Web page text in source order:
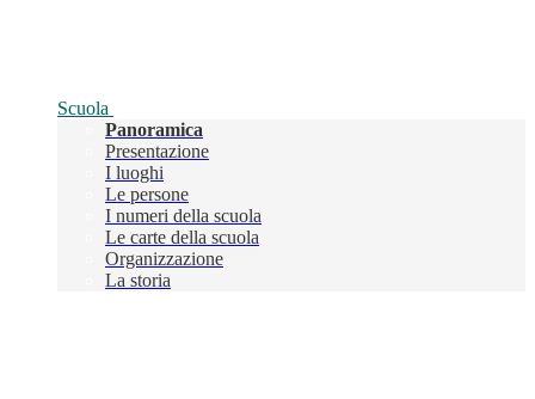
Scuola
Panoramica
Presentazione
I luoghi
Le persone
I numeri della scuola
Le carte della scuola
Organizzazione
La storia